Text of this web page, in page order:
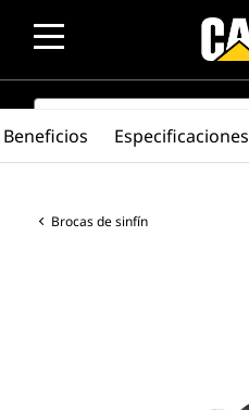
SEARCH
Brocas de sinfín
Beneficios Especificaciones